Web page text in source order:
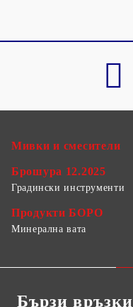
Мивки и смесители
Брошура 12.2025
Градински инструменти
Продукти БОРО
Минерална вата
Бързи връзки